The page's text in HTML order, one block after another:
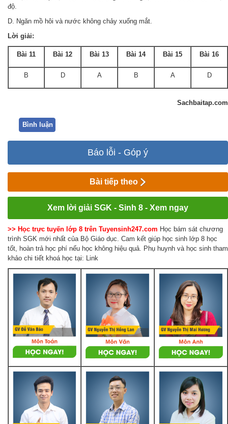
độ.
D. Ngăn mồ hôi và nước không chảy xuống mắt.
Lời giải:
Bài 11 Bài 12 Bài 13 Bài 14 Bài 15 Bài 16
B D A B A D
Sachbaitap.com
Bình luận
Báo lỗi - Góp ý
Bài tiếp theo
Xem lời giải SGK - Sinh 8 - Xem ngay
>> Học trực tuyến lớp 8 trên Tuyensinh247.com Học bám sát chương
trình SGK mới nhất của Bộ Giáo dục. Cam kết giúp học sinh lớp 8 học
tốt, hoàn trả học phí nếu học không hiệu quả. Phụ huynh và học sinh tham
khảo chi tiết khoá học tại: Link